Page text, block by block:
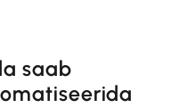
saab